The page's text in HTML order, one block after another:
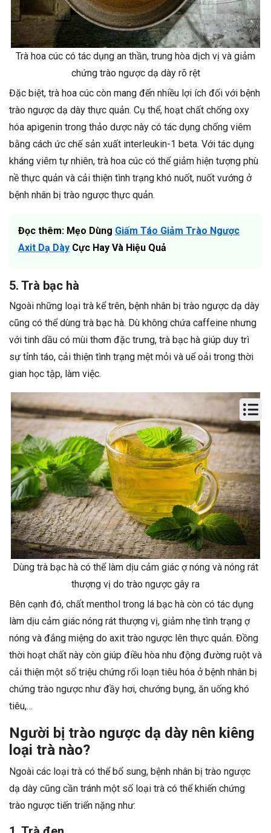
Trà hoa cúc có tác dụng an thần, trung hòa dịch vị và giảm
chứng trào ngược dạ dày rõ rệt
Đặc biệt, trà hoa cúc còn mang đến nhiều lợi ích đối với bệnh
trào ngược dạ dày thực quản. Cụ thể, hoạt chất chống oxy
hóa apigenin trong thảo dược này có tác dụng chống viêm
bằng cách ức chế sản xuất interleukin-1 beta. Với tác dụng
kháng viêm tự nhiên, trà hoa cúc có thể giảm hiện tượng phù
nề thực quản và cải thiện tình trạng khó nuốt, nuốt vướng ở
bệnh nhân bị trào ngược thực quản.
Đọc thêm: Mẹo Dùng Giấm Táo Giảm Trào Ngược
Axit Dạ Dày Cực Hay Và Hiệu Quả
5. Trà bạc hà
Ngoài những loại trà kể trên, bệnh nhân bị trào ngược dạ dày
cũng có thể dùng trà bạc hà. Dù không chứa caffeine nhưng
với tinh dầu có mùi thơm đặc trưng, trà bạc hà giúp duy trì
sự tỉnh táo, cải thiện tình trạng mệt mỏi và uể oải trong thời
gian học tập, làm việc.
Dùng trà bạc hà có thể làm dịu cảm giác ợ nóng và nóng rát
thượng vị do trào ngược gây ra
Bên cạnh đó, chất menthol trong lá bạc hà còn có tác dụng
làm dịu cảm giác nóng rát thượng vị, giảm nhẹ tình trạng ợ
nóng và đắng miệng do axit trào ngược lên thực quản. Đồng
thời hoạt chất này còn giúp điều hòa nhu động đường ruột và
cải thiện một số triệu chứng rối loạn tiêu hóa ở bệnh nhân bị
chứng trào ngược như đầy hơi, chướng bụng, ăn uống khó
tiêu,…
Người bị trào ngược dạ dày nên kiêng
loại trà nào?
Ngoài các loại trà có thể bổ sung, bệnh nhân bị trào ngược
dạ dày cũng cần tránh một số loại trà có thể khiến chứng
trào ngược tiến triển nặng như: